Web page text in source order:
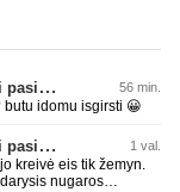
Paaiškėjo, kas turėjo įtakos Rodri sprendimui pasirinkti Barselonos pusę 56 min.
idomu isgirsti 😀
Paaiškėjo, kas turėjo įtakos Rodri sprendimui pasirinkti Barselonos pusę 1 val.
kreivė eis tik žemyn.
nugaros